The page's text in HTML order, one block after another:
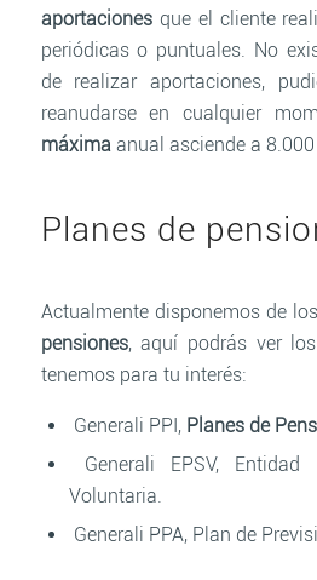
aportacionesque el cliente
periódicas o puntuales. No
de realizar aportaciones,
reanudarse en cualquier
máxima anual asciende a 8.000
Planes de
Actualmente disponemos de
pensiones, aquí podrás ver
tenemos para tu interés:
Generali PPI, Planes de
Generali EPSV, Entidad
Voluntaria.
Generali PPA, Plan de